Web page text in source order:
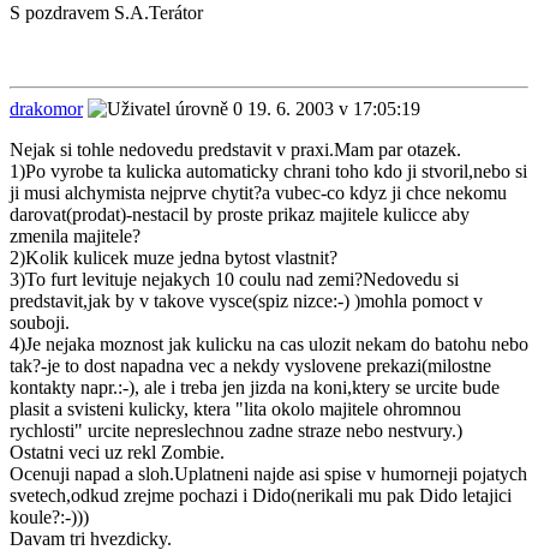
S pozdravem S.A.Terátor
drakomor
19. 6. 2003 v 17:05:19
Nejak si tohle nedovedu predstavit v praxi.Mam par otazek.
1)Po vyrobe ta kulicka automaticky chrani toho kdo ji stvoril,nebo si
ji musi alchymista nejprve chytit?a vubec-co kdyz ji chce nekomu
darovat(prodat)-nestacil by proste prikaz majitele kulicce aby
zmenila majitele?
2)Kolik kulicek muze jedna bytost vlastnit?
3)To furt levituje nejakych 10 coulu nad zemi?Nedovedu si
predstavit,jak by v takove vysce(spiz nizce:-) )mohla pomoct v
souboji.
4)Je nejaka moznost jak kulicku na cas ulozit nekam do batohu nebo
tak?-je to dost napadna vec a nekdy vyslovene prekazi(milostne
kontakty napr.:-), ale i treba jen jizda na koni,ktery se urcite bude
plasit a svisteni kulicky, ktera "lita okolo majitele ohromnou
rychlosti" urcite nepreslechnou zadne straze nebo nestvury.)
Ostatni veci uz rekl Zombie.
Ocenuji napad a sloh.Uplatneni najde asi spise v humorneji pojatych
svetech,odkud zrejme pochazi i Dido(nerikali mu pak Dido letajici
koule?:-)))
Davam tri hvezdicky.